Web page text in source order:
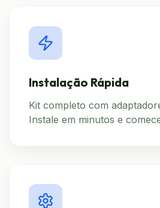
Instalação Rápida
Kit completo com
Instale em minutos e